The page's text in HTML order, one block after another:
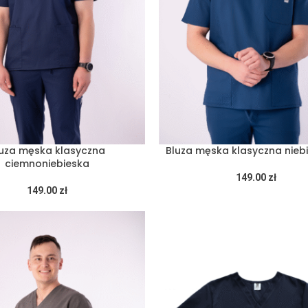
męska klasyczna
ciemnoniebieska
149.00 zł
Bluza męska klasyczna
149.00 zł